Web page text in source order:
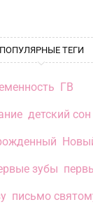
ПОПУЛЯРНЫЕ ТЕГИ
ГВ
детский сон
зубы
письмо